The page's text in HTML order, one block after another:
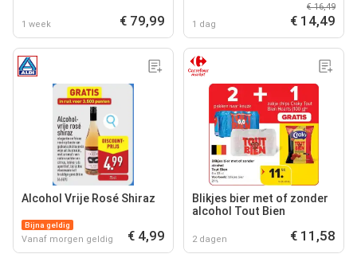
1 week € 79,99 1 dag
€ 16,49
€ 14,49
Alcohol Vrije Rosé Shiraz
Bijna geldig
Vanaf morgen geldig € 4,99
Blikjes bier met of zonder
alcohol Tout Bien
2 dagen € 11,58